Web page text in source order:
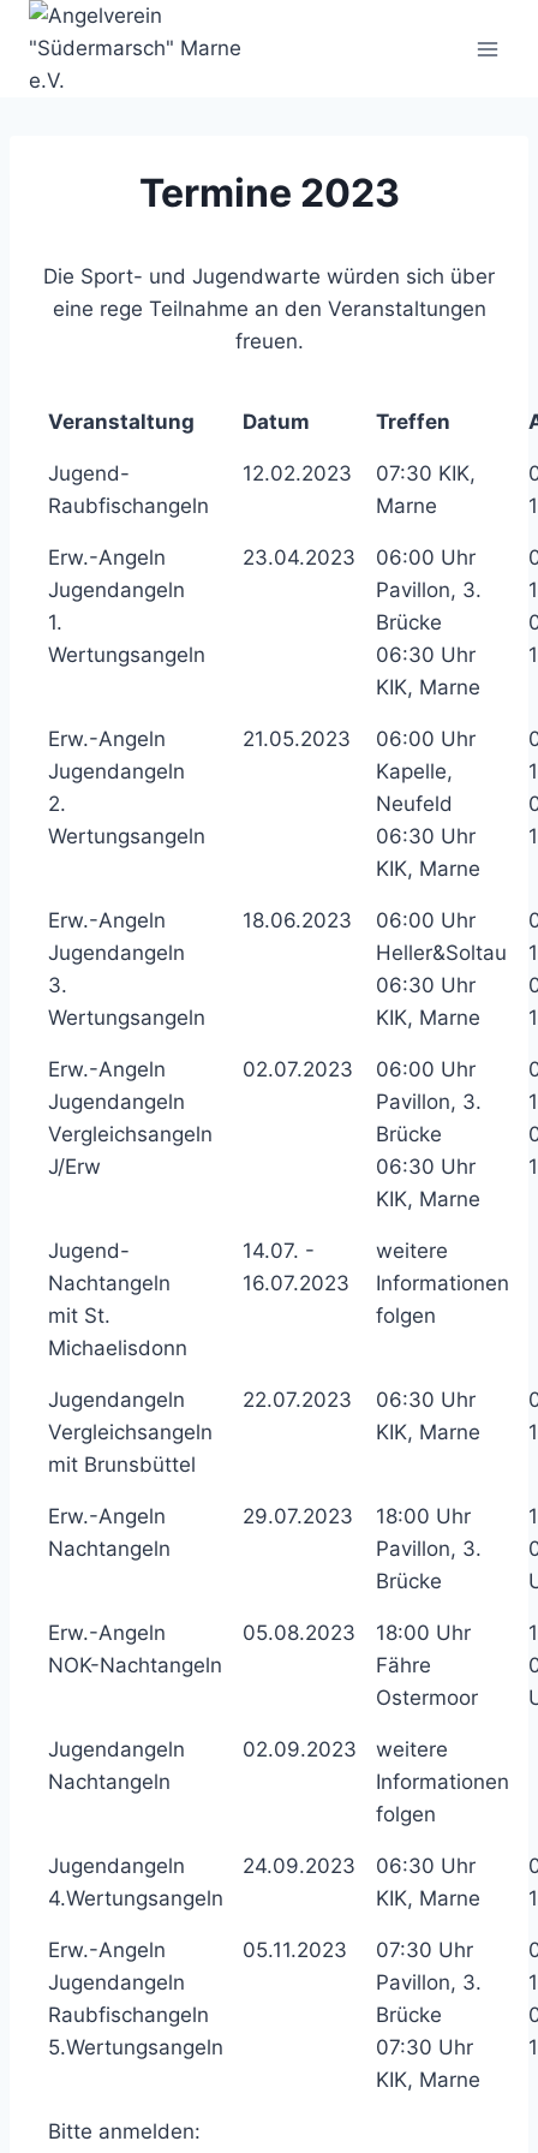
Zum
Inhalt
springen
Termine 2023
Die Sport- und Jugendwarte würden sich über
eine rege Teilnahme an den Veranstaltungen
freuen.
Veranstaltung Datum Treffen
Jugend-
Raubfischangeln
12.02.2023
07:30 KIK,
Marne
Erw.-Angeln
Jugendangeln
1.
Wertungsangeln
23.04.2023
06:00 Uhr
Pavillon, 3.
Brücke
06:30 Uhr
KIK, Marne
Erw.-Angeln
Jugendangeln
2.
Wertungsangeln
21.05.2023
06:00 Uhr
Kapelle,
Neufeld
06:30 Uhr
KIK, Marne
Erw.-Angeln
Jugendangeln
3.
Wertungsangeln
18.06.2023
06:00 Uhr
Heller&Soltau
06:30 Uhr
KIK, Marne
Erw.-Angeln
Jugendangeln
Vergleichsangeln
J/Erw
02.07.2023
06:00 Uhr
Pavillon, 3.
Brücke
06:30 Uhr
KIK, Marne
Jugend-
Nachtangeln
mit St.
Michaelisdonn
14.07. -
16.07.2023
weitere
Informationen
folgen
Jugendangeln
Vergleichsangeln
mit Brunsbüttel
22.07.2023
06:30 Uhr
KIK, Marne
Erw.-Angeln
Nachtangeln
29.07.2023
18:00 Uhr
Pavillon, 3.
Brücke
Erw.-Angeln
NOK-Nachtangeln
05.08.2023
18:00 Uhr
Fähre
Ostermoor
Jugendangeln
Nachtangeln
02.09.2023
weitere
Informationen
folgen
Jugendangeln
4.Wertungsangeln
24.09.2023
06:30 Uhr
KIK, Marne
Erw.-Angeln
Jugendangeln
Raubfischangeln
5.Wertungsangeln
05.11.2023
07:30 Uhr
Pavillon, 3.
Brücke
07:30 Uhr
KIK, Marne
Bitte anmelden: